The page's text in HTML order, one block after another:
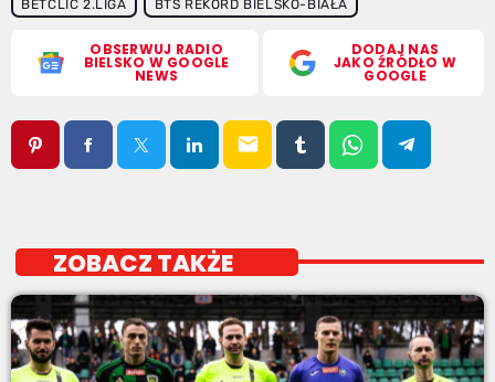
BETCLIC 2.LIGA BTS REKORD BIELSKO-BIAŁA
OBSERWUJ RADIO
BIELSKO W GOOGLE
NEWS
DODAJ NAS
JAKO ŹRÓDŁO W
GOOGLE
email
ZOBACZ TAKŻE